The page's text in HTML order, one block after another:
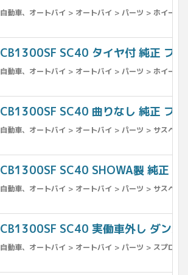
自動車、オートバイ > オートバイ > パーツ > ホイール
CB1300SF SC40 タイヤ付 純正 フ
自動車、オートバイ > オートバイ > パーツ > ホイール
CB1300SF SC40 曲りなし 純正 フ
自動車、オートバイ > オートバイ > パーツ > サスペン
CB1300SF SC40 SHOWA製 純正
自動車、オートバイ > オートバイ > パーツ > サスペン
CB1300SF SC40 実働車外し ダン
自動車、オートバイ > オートバイ > パーツ > スプロケ